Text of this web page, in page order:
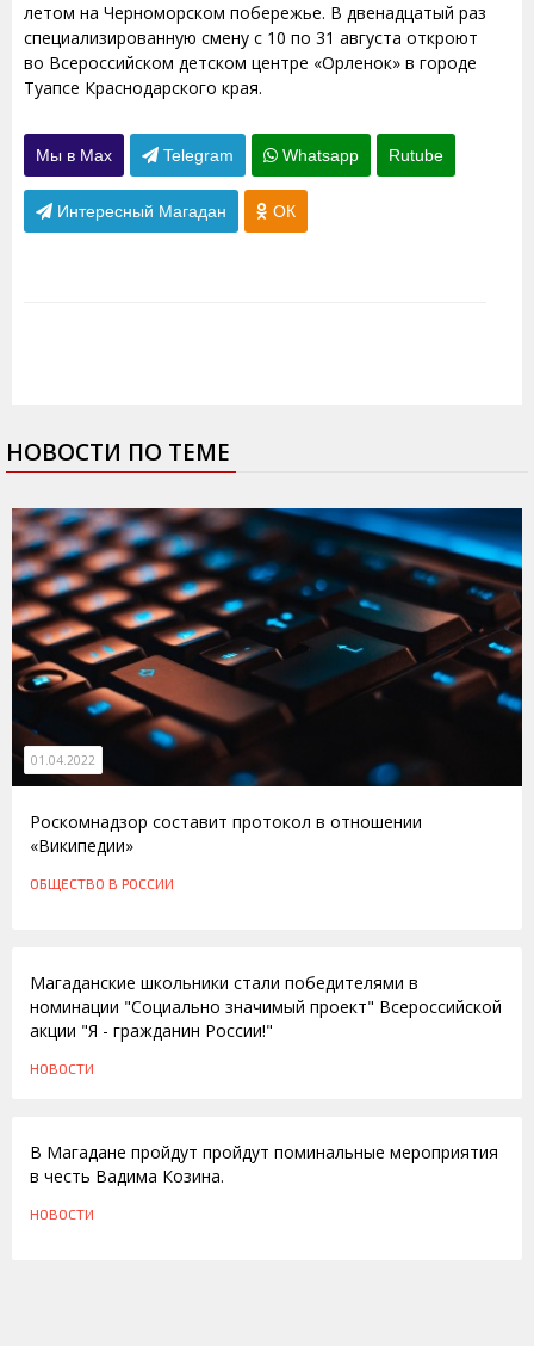
летом на Черноморском побережье. В двенадцатый раз
специализированную смену с 10 по 31 августа откроют
во Всероссийском детском центре «Орленок» в городе
Туапсе Краснодарского края.
Мы в Max Telegram Whatsapp Rutube
Интересный Магадан ОК
НОВОСТИ ПО ТЕМЕ
01.04.2022
Роскомнадзор составит протокол в отношении
«Википедии»
ОБЩЕСТВО В РОССИИ
Магаданские школьники стали победителями в
номинации "Социально значимый проект" Всероссийской
акции "Я - гражданин России!"
НОВОСТИ
В Магадане пройдут пройдут поминальные мероприятия
в честь Вадима Козина.
НОВОСТИ